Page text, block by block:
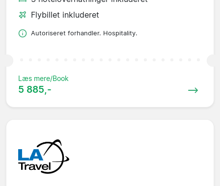
Flybillet inkluderet
Autoriseret forhandler. Hospitality.
Læs mere/Book
5 885,-